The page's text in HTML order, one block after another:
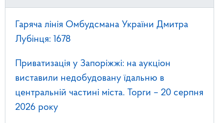
Гаряча лінія Омбудсмана України Дмитра
Лубінця: 1678
Приватизація у Запоріжжі: на аукціон
виставили недобудовану їдальню в
центральній частині міста. Торги – 20 серпня
2026 року